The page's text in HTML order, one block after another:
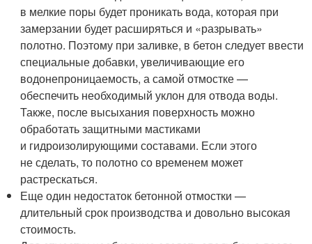
в мелкие поры будет проникать вода, которая при
замерзании будет расширяться и «разрывать»
полотно. Поэтому при заливке, в бетон следует ввести
специальные добавки, увеличивающие его
водонепроницаемость, а самой отмостке —
обеспечить необходимый уклон для отвода воды.
Также, после высыхания поверхность можно
обработать защитными мастиками
и гидроизолирующими составами. Если этого
не сделать, то полотно со временем может
растрескаться.
Еще один недостаток бетонной отмостки —
длительный срок производства и довольно высокая
стоимость.